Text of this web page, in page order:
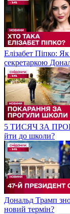
Елізабет Піпко:
секретаркою
5 ТИСЯЧ ЗА
йти до школи?
Дональд Трамп
новий термін?